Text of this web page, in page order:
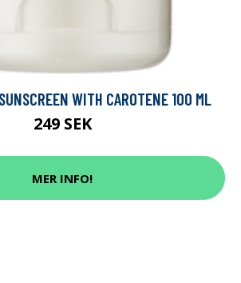
WITH CAROTENE 100 ML
249 SEK
MER INFO!